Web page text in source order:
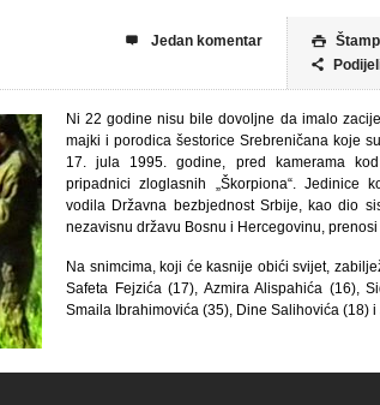


 Jedan komentar
Ni 22 godine nisu bile dovoljne da imalo
majki i porodica šestorice Srebreničana koje
17. jula 1995. godine, pred kamerama
pripadnici zloglasnih „Škorpiona“. Jedinice
vodila Državna bezbjednost Srbije, kao dio
nezavisnu državu Bosnu i Hercegovinu, prenosi
Na snimcima, koji će kasnije obići svijet,
Safeta Fejzića (17), Azmira Alispahića (16),
Smaila Ibrahimovića (35), Dine Salihovića (18)